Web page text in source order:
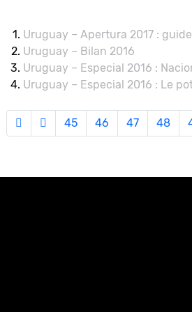
Uruguay – Apertura 2017 :
Uruguay – Bilan 2016
Uruguay – Especial 2016 :
Uruguay – Especial 2016 : Le
45 46 47 48